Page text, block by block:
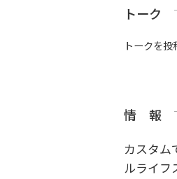
トーク
トークを
情 報
カスタム
ルライフ